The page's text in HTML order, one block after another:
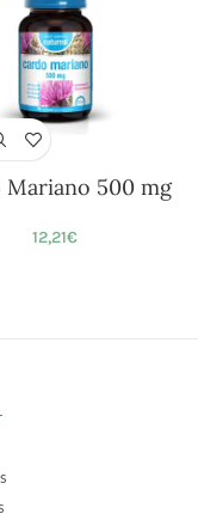
Mariano 500 mg
12,21€